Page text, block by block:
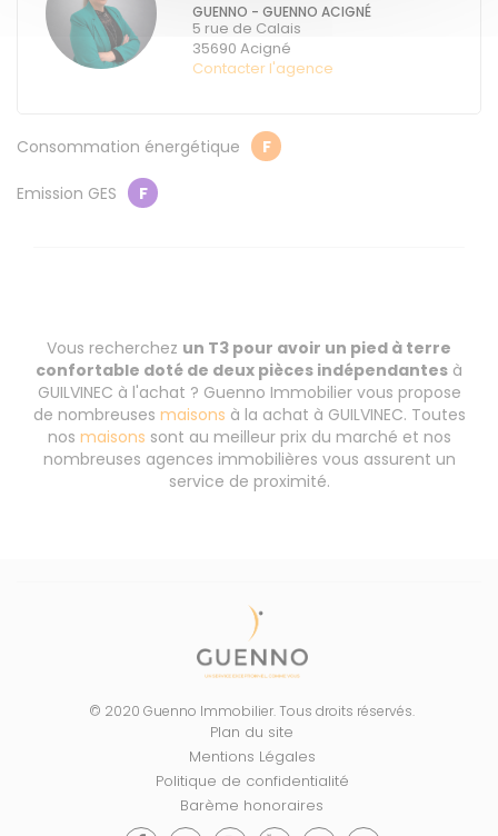
GUENNO - GUENNO ACIGNÉ
5 rue de Calais
35690 Acigné
Contacter l'agence
Consommation énergétique F
Emission GES F
Vous recherchez un T3 pour avoir un pied à terre
confortable doté de deux pièces indépendantes à
GUILVINEC à l'achat ? Guenno Immobilier vous propose
de nombreuses maisons à la achat à GUILVINEC. Toutes
nos maisons sont au meilleur prix du marché et nos
nombreuses agences immobilières vous assurent un
service de proximité.
© 2020 Guenno Immobilier. Tous droits réservés.
Plan du site
Mentions Légales
Politique de confidentialité
Barème honoraires